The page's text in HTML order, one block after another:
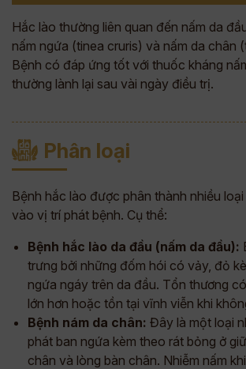
Hắc lào thường liên quan đến nấm da
nấm ngứa (tinea cruris) và nấm da chân
Bệnh có đáp ứng tốt với thuốc kháng
thường lành lại sau vài ngày điều trị.
Phân loại
Bệnh hắc lào được phân thành nhiều
vào vị trí phát bệnh. Cụ thể:
Bệnh hắc lào da đầu (nấm da đầu):
trưng bởi những đốm hói có vảy, đỏ
ngứa ngáy trên da đầu. Tổn thương
lớn hơn hoặc tồn tại vĩnh viễn khi
Bệnh nám da chân: Đây là một loại
phát ban ngứa kèm theo rát bỏng ở
chân và lòng bàn chân. Nhiễm nấm